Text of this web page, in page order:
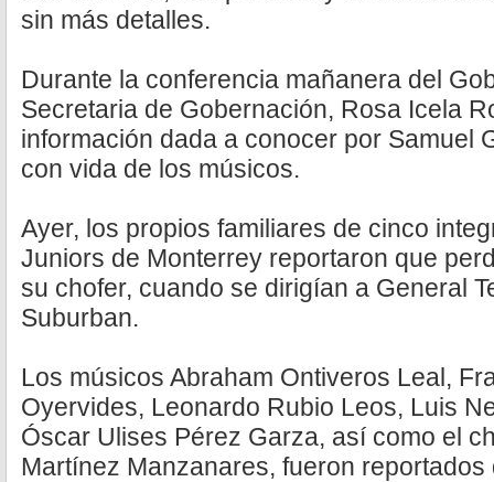
sin más detalles.
Durante la conferencia mañanera del
Secretaria de Gobernación, Rosa Icela
información dada a conocer por Samuel
con vida de los músicos.
Ayer, los propios familiares de cinco
Juniors de Monterrey reportaron que
su chofer, cuando se dirigían a General
Suburban.
Los músicos Abraham Ontiveros Leal,
Oyervides, Leonardo Rubio Leos, Luis
Óscar Ulises Pérez Garza, así como el
Martínez Manzanares, fueron